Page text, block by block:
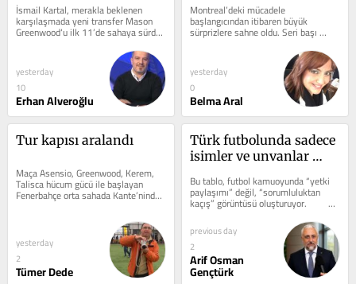
İsmail Kartal, merakla beklenen
karşılaşmada yeni transfer Mason
Greenwood‘u ilk 11’de sahaya sürdü.
Avrupa listesine eklenen N’Golo
yesterday
10
Erhan Alveroğlu
Veda Etti
Montreal’deki mücadele
başlangıcından itibaren büyük
sürprizlere sahne oldu. Seri başı
raketler art arda elendi. Tablonun 1
yesterday
0
Belma Aral
Tur kapısı aralandı
Maça Asensio, Greenwood, Kerem,
Talisca hücum gücü ile başlayan
Fenerbahçe orta sahada Kante’ninde
yerini alması ile takım gücünü...
yesterday
2
Tümer Dede
Türk futbolunda sadece
isimler ve unvanlar
Bu tablo, futbol kamuoyunda “yetki
paylaşımı” değil, “sorumluluktan
kaçış” görüntüsü oluşturuyor.
Ferhat...
previous day
2
Arif Osman
Gençtürk